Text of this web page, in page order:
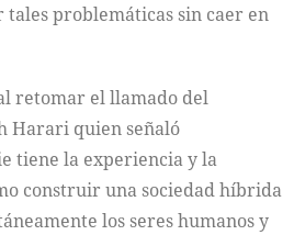
problemáticas sin caer en
retomar el llamado del
Harari quien señaló
tiene la experiencia y la
construir una sociedad híbrida
los seres humanos y